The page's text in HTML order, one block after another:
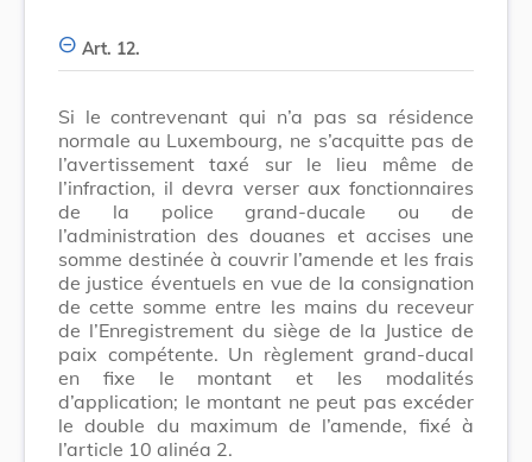
Art. 12.
Si le contrevenant qui n’a pas sa résidence
normale au Luxembourg, ne s’acquitte pas de
l’avertissement taxé sur le lieu même de
l’infraction, il devra verser aux fonctionnaires
de la police grand-ducale ou de
l’administration des douanes et accises une
somme destinée à couvrir l’amende et les frais
de justice éventuels en vue de la consignation
de cette somme entre les mains du receveur
de l’Enregistrement du siège de la Justice de
paix compétente. Un règlement grand-ducal
en fixe le montant et les modalités
d’application; le montant ne peut pas excéder
le double du maximum de l’amende, fixé à
l’article 10 alinéa 2.